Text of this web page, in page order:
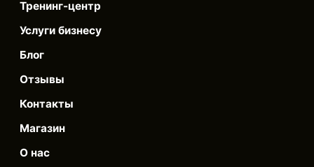
Тренинг-центр
Услуги бизнесу
Блог
Отзывы
Контакты
Магазин
О нас